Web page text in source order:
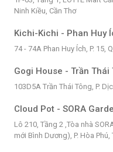
Ninh Kiều, Cần Thơ
Kichi-Kichi - Phan Huy
74 - 74A Phan Huy Ích, P. 15,
Gogi House - Trần Thái
103D5A Trần Thái Tông, P.
Cloud Pot - SORA
Lô 210, Tầng 2 ,Tòa nhà
mới Bình Dương), P. Hòa